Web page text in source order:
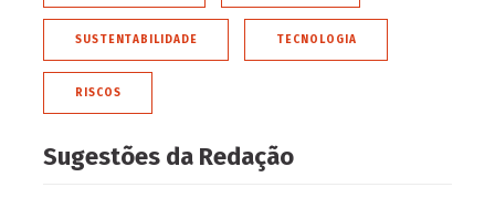
SUSTENTABILIDADE TECNOLOGIA
RISCOS
Sugestões da Redação